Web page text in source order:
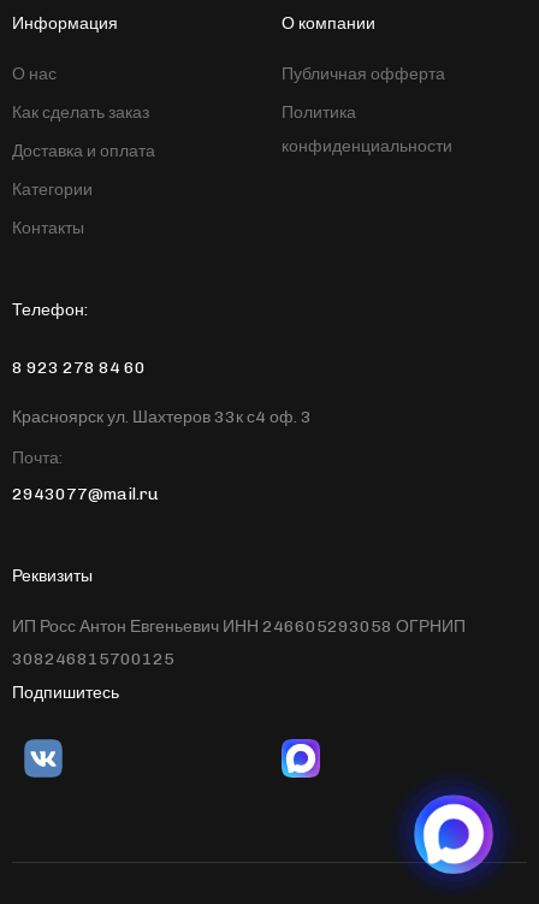
Информация
О нас
Как сделать заказ
Доставка и оплата
Категории
Контакты
О компании
Публичная офферта
Политика
конфиденциальности
Телефон:
8 923 278 84 60
Красноярск ул. Шахтеров 33к с4 оф. 3
Почта:
2943077@mail.ru
Реквизиты
ИП Росс Антон Евгеньевич ИНН 246605293058 ОГРНИП
308246815700125
Подпишитесь